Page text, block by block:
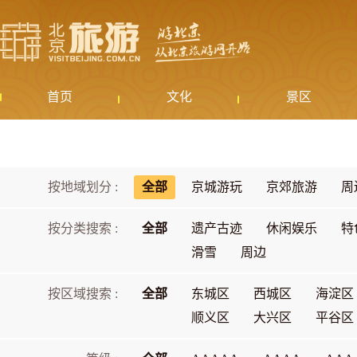
首页 文化 景区
按地域划分 : 全部 京城游玩 京郊旅游 周
按分类搜索 : 全部 遗产古迹 休闲娱乐
特
滑雪
周边
按区域搜索 : 全部 东城区 西城区
海淀区
顺义区
大兴区 平谷区